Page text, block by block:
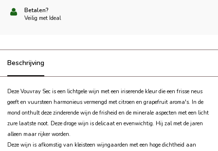
Betalen?
Veilig met Ideal
Beschrijving
Deze Vouvray Sec is een lichtgele wijn met een iriserende kleur die een frisse neus
geeft en vuursteen harmonieus vermengd met citroen en grapefruit aroma's. In de
mond onthult deze zinderende wijn de frisheid en de minerale aspecten met een licht
zure laatste noot. Deze droge wijn is delicaat en evenwichtig. Hij zal met de jaren
alleen maar rijker worden.
Deze wijn is afkomstig van kleisteen wijngaarden met een hoge dichtheid aan